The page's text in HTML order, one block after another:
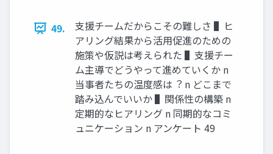
49.
⽀援チームだからこその難しさ ▌ヒ
アリング結果から活⽤促進のための
施策や仮説は考えられた ▌⽀援チー
ム主導でどうやって進めていくか n
当事者たちの温度感は︖ n どこまで
踏み込んでいいか ▌関係性の構築 n
定期的なヒアリング n 同期的なコミ
ュニケーション n アンケート 49